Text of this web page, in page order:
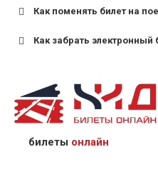
Как поменять билет на
Как забрать электронный
назвав кассиру 14-
предъявив
кого оформлен билет.
билеты онлайн